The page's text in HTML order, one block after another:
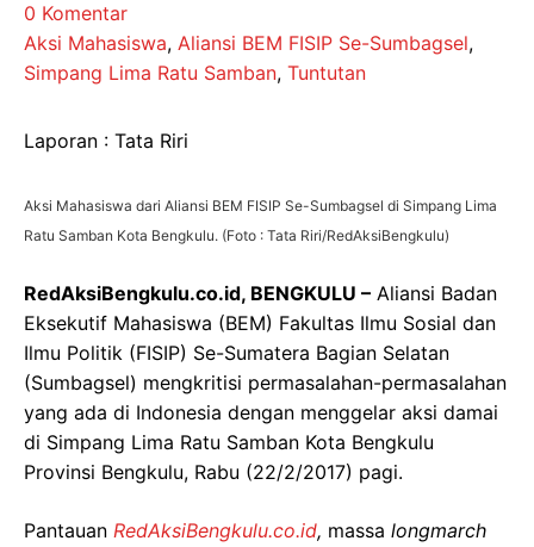
0 Komentar
Aksi Mahasiswa, Aliansi BEM FISIP Se-Sumbagsel,
Simpang Lima Ratu Samban, Tuntutan
Laporan : Tata Riri
Aksi Mahasiswa dari Aliansi BEM FISIP Se-Sumbagsel di Simpang Lima
Ratu Samban Kota Bengkulu. (Foto : Tata Riri/RedAksiBengkulu)
RedAksiBengkulu.co.id, BENGKULU – Aliansi Badan
Eksekutif Mahasiswa (BEM) Fakultas Ilmu Sosial dan
Ilmu Politik (FISIP) Se-Sumatera Bagian Selatan
(Sumbagsel) mengkritisi permasalahan-permasalahan
yang ada di Indonesia dengan menggelar aksi damai
di Simpang Lima Ratu Samban Kota Bengkulu
Provinsi Bengkulu, Rabu (22/2/2017) pagi.
Pantauan RedAksiBengkulu.co.id, massa longmarch